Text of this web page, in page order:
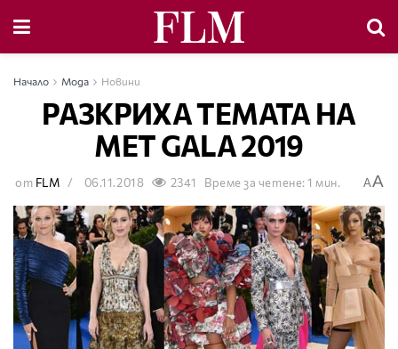
Начало Мода Новини
РАЗКРИХА ТЕМАТА НА
MET GALA 2019
от FLM 06.11.2018 2341 Време за четене: 1 мин. AA